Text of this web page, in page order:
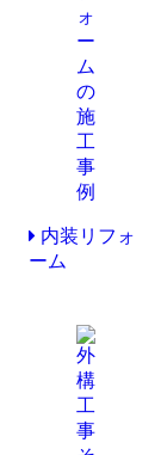
内装リフォ
ーム